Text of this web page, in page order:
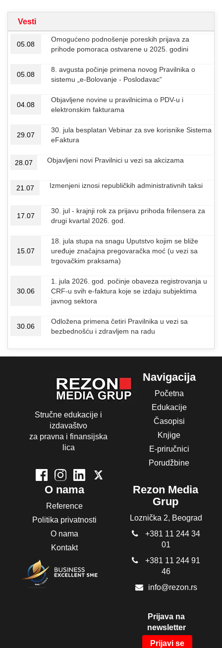
Vesti
05.08
Omogućeno podnošenje poreskih prijava za
prihode pomoraca ostvarene u 2025. godini
05.08
8. avgusta počinje primena novog Pravilnika o
sistemu „e-Bolovanje - Poslodavac“
04.08
Objavljene novine u pravilnicima o PDV-u i
elektronskim fakturama
29.07
30. jula besplatan Vebinar za sve korisnike Sistema
eFaktura
28.07 Objavljeni novi Pravilnici u vezi sa akcizama
21.07 Izmenjeni iznosi republičkih administrativnih taksi
17.07
30. jul - krajnji rok za prijavu prihoda frilensera za
drugi kvartal 2026. god.
15.07
18. jula stupa na snagu Uputstvo kojim se bliže
uređuje značajna pregovaračka moć (u vezi sa
trgovačkim praksama)
30.06
1. jula 2026. god. počinje obaveza registrovanja u
CRF-u svih e-faktura koje se izdaju subjektima
javnog sektora
30.06
Odložena primena četiri Pravilnika u vezi sa
bezbednošću i zdravljem na radu
Stručne edukacije i
izdavaštvo
za pravna i finansijska
lica
Navigacija
Početna
Edukacije
Časopisi
Knjige
E-priručnici
Porudžbine
O nama
Reference
Politika privatnosti
O nama
Kontakt
Rezon Media
Grup
Loznička 2, Beograd
+381 11 244 34
01
+381 11 244 91
46
info@rezon.rs
Prijava na
newsletter
Prijavi se